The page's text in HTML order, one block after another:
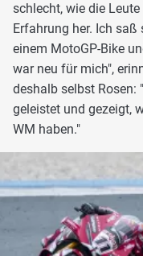
schlecht, wie die
Erfahrung her. Ich
einem MotoGP-Bike
war neu für mich",
deshalb selbst Rosen:
geleistet und gezeigt,
WM haben."